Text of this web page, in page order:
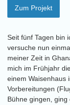
Zum Projekt
Seit fünf Tagen bin
versuche nun
meiner Zeit in
mich im Frühjahr
einem Waisenhaus
Vorbereitungen
Bühne gingen,